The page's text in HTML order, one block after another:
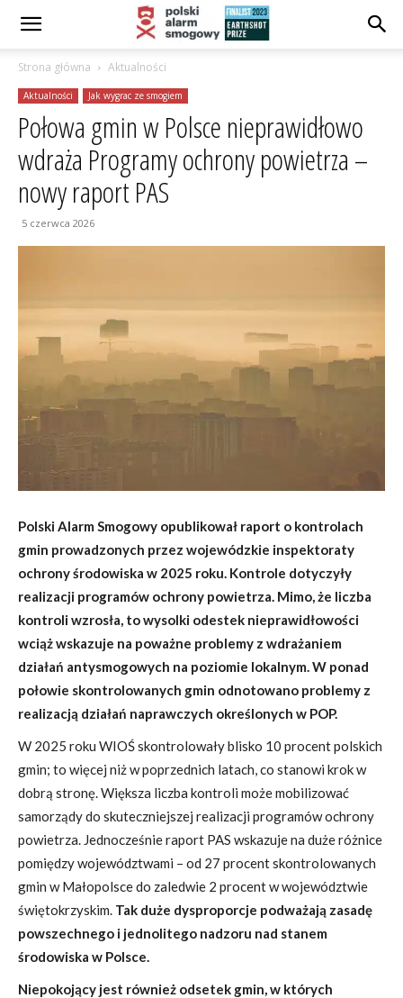
Strona główna Aktualności
Aktualności Jak wygrac ze smogiem
Połowa gmin w Polsce nieprawidłowo
wdraża Programy ochrony powietrza –
nowy raport PAS
5 czerwca 2026
Polski Alarm Smogowy opublikował raport o kontrolach
gmin prowadzonych przez wojewódzkie inspektoraty
ochrony środowiska w 2025 roku. Kontrole dotyczyły
realizacji programów ochrony powietrza. Mimo, że liczba
kontroli wzrosła, to wysolki odestek nieprawidłowości
wciąż wskazuje na poważne problemy z wdrażaniem
działań antysmogowych na poziomie lokalnym. W ponad
połowie skontrolowanych gmin odnotowano problemy z
realizacją działań naprawczych określonych w POP.
W 2025 roku WIOŚ skontrolowały blisko 10 procent polskich
gmin; to więcej niż w poprzednich latach, co stanowi krok w
dobrą stronę. Większa liczba kontroli może mobilizować
samorządy do skuteczniejszej realizacji programów ochrony
powietrza. Jednocześnie raport PAS wskazuje na duże różnice
pomiędzy województwami – od 27 procent skontrolowanych
gmin w Małopolsce do zaledwie 2 procent w województwie
świętokrzyskim. Tak duże dysproporcje podważają zasadę
powszechnego i jednolitego nadzoru nad stanem
środowiska w Polsce.
Niepokojący jest również odsetek gmin, w których